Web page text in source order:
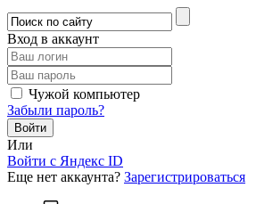
Вход в аккаунт
Чужой компьютер
Забыли пароль?
Или
Войти c Яндекс ID
Еще нет аккаунта? Зарегистрироваться